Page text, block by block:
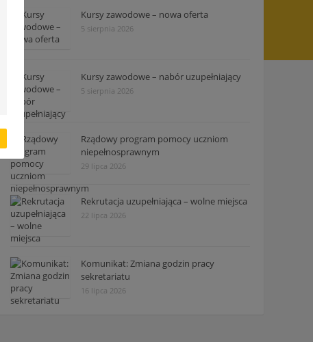
Kursy zawodowe – nowa oferta
5 sierpnia 2026
Kursy zawodowe – nabór uzupełniający
5 sierpnia 2026
Rządowy program pomocy uczniom
niepełnosprawnym
29 lipca 2026
Rekrutacja uzupełniająca – wolne miejsca
22 lipca 2026
Komunikat: Zmiana godzin pracy
sekretariatu
16 lipca 2026